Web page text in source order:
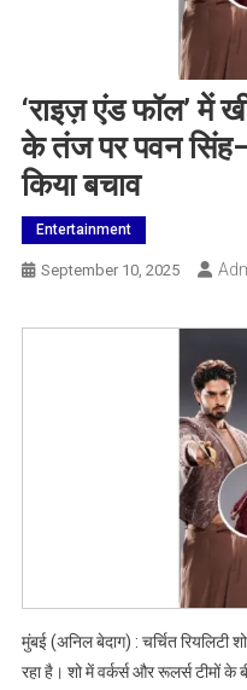
‘राइज़ एंड फॉल’ में
के तंज पर पवन
किया बचाव
Entertainment
September 10, 2025
मुंबई (अनिल बेदाग) : चर्चित रियलिटी
रहा है। शो में वर्कर्स और रूलर्स टीमों के